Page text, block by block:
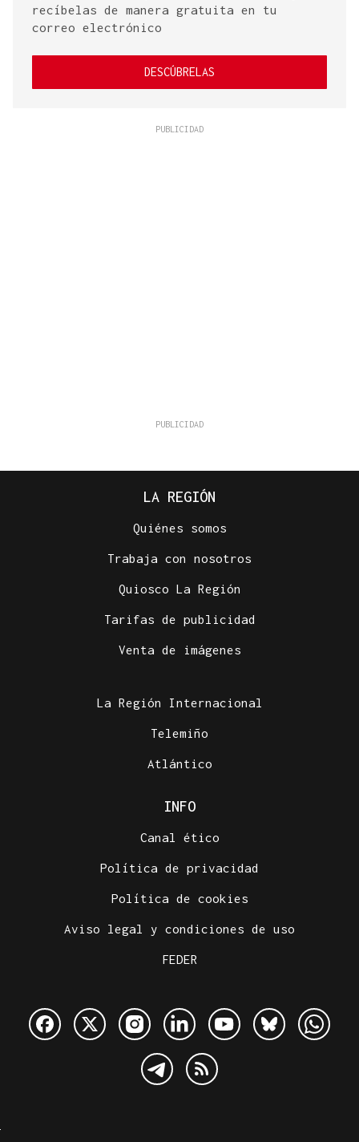
recíbelas de manera gratuita en tu
correo electrónico
DESCÚBRELAS
LA REGIÓN
Quiénes somos
Trabaja con nosotros
Quiosco La Región
Tarifas de publicidad
Venta de imágenes
La Región Internacional
Telemiño
Atlántico
INFO
Canal ético
Política de privacidad
Política de cookies
Aviso legal y condiciones de uso
FEDER